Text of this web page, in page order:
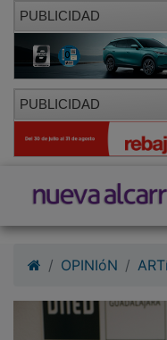
PUBLICIDAD
PUBLICIDAD